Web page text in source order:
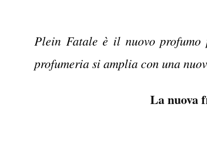
Plein Fatale è il nuovo
profumeria si amplia con una
La nuova